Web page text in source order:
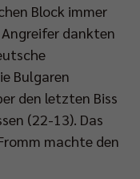
Block immer
Angreifer dankten
Bulgaren
den letzten Biss
(22-13). Das
machte den